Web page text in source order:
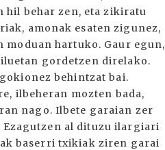
behar zen, eta zikiratu
amonak esaten zigunez,
hartuko. Gaur egun,
gordetzen direlako.
behintzat bai.
ilbeheran mozten bada,
nago. Ilbete garaian zer
Ezagutzen al dituzu ilargiari
baserri txikiak ziren garai